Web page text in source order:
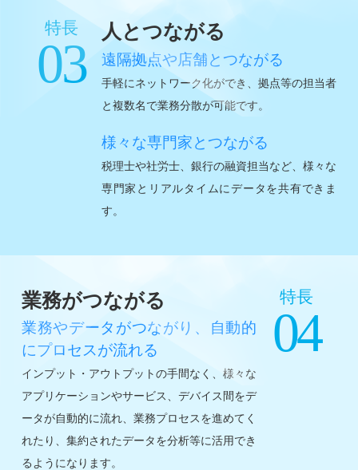
特長
03
人とつながる
遠隔拠点や店舗とつながる
手軽にネットワーク化ができ、拠点等の担当者
と複数名で業務分散が可能です。
様々な専門家とつながる
税理士や社労士、銀行の融資担当など、様々な
専門家とリアルタイムにデータを共有できま
す。
特長
04
業務がつながる
業務やデータがつながり、自動的
にプロセスが流れる
インプット・アウトプットの手間なく、様々な
アプリケーションやサービス、デバイス間をデ
ータが自動的に流れ、業務プロセスを進めてく
れたり、集約されたデータを分析等に活用でき
るようになります。